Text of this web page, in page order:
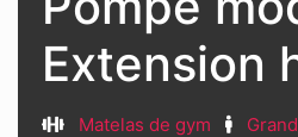
Extension
Matelas de gym